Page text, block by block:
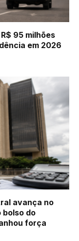
95 milhões
em 2026
avança no
bolso do
força